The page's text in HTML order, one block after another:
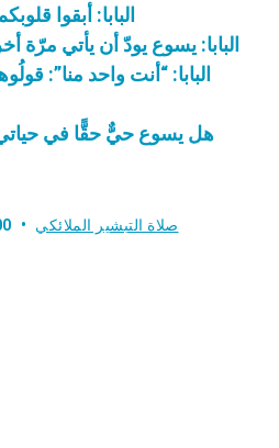
البابا: أبقوا
البابا: يسوع يودّ أن يأتي مرّة
البابا: “أنت واحد منا”:
هل يسوع حيٌّ حقًّا في
صلاة التبشير الملائكي